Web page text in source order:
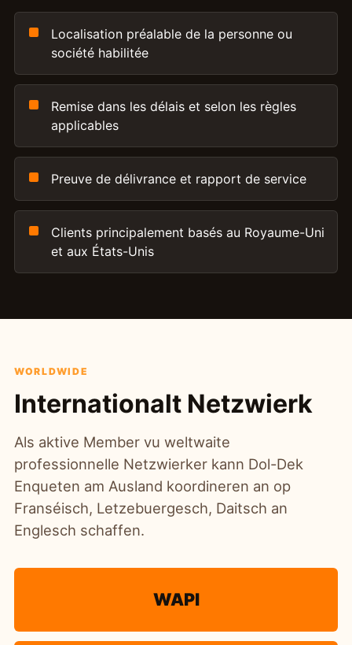
Localisation préalable de la personne ou
société habilitée
Remise dans les délais et selon les règles
applicables
Preuve de délivrance et rapport de service
Clients principalement basés au Royaume-Uni
et aux États-Unis
WORLDWIDE
Internationalt Netzwierk
Als aktive Member vu weltwaite
professionnelle Netzwierker kann Dol-Dek
Enqueten am Ausland koordineren an op
Franséisch, Letzebuergesch, Daitsch an
Englesch schaffen.
WAPI